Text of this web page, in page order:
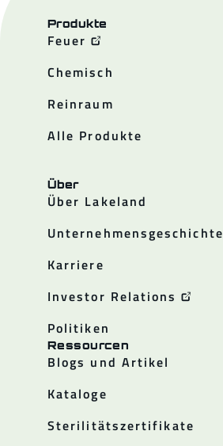
Produkte
Feuer
Chemisch
Reinraum
Alle Produkte
Über
Über Lakeland
Unternehmensgeschichte
Karriere
Investor Relations
Politiken
Ressourcen
Blogs und Artikel
Kataloge
Sterilitätszertifikate